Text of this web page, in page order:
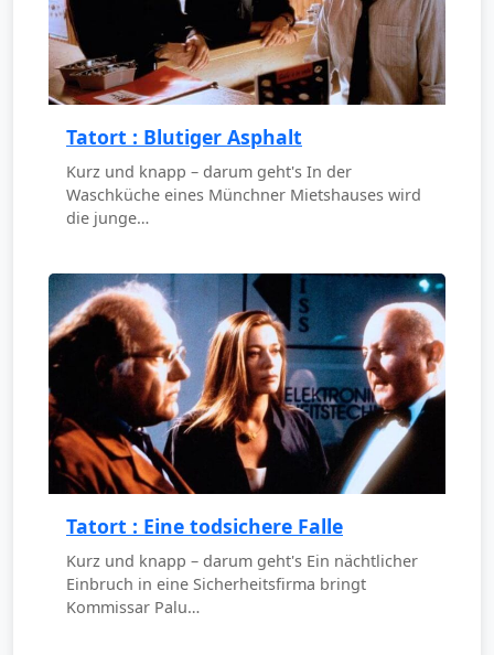
Tatort : Blutiger Asphalt
Kurz und knapp – darum geht's In der
Waschküche eines Münchner Mietshauses wird
die junge…
Tatort : Eine todsichere Falle
Kurz und knapp – darum geht's Ein nächtlicher
Einbruch in eine Sicherheitsfirma bringt
Kommissar Palu…